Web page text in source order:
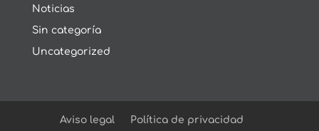
Noticias
Sin categoría
Uncategorized
Aviso legal Política de privacidad